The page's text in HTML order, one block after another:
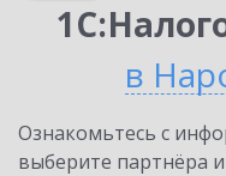
в
Ознакомьтесь с
выберите партнёра